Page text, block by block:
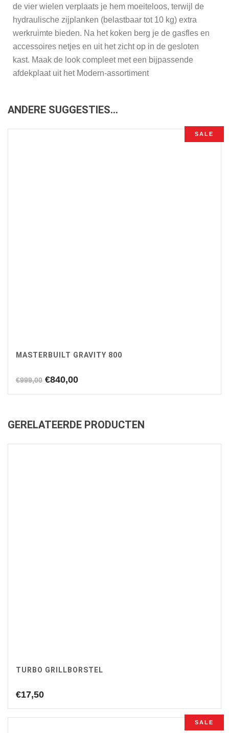
de vier wielen verplaats je hem moeiteloos, terwijl de
hydraulische zijplanken (belastbaar tot 10 kg) extra
werkruimte bieden. Na het koken berg je de gasfles en
accessoires netjes en uit het zicht op in de gesloten
kast. Maak de look compleet met een bijpassende
afdekplaat uit het Modern-assortiment
ANDERE SUGGESTIES…
SALE
MASTERBUILT GRAVITY 800
€999,00 Oorspronkelijke
€840,00Huidige
GERELATEERDE PRODUCTEN
TURBO GRILLBORSTEL
€17,50
SALE